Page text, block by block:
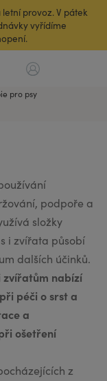
letní provoz. V pátek
vyřídíme
pro psy
podpoře a
složky
i zvířata působí
dalších účinků.
zvířatům nabízí
péči o srst a
a
ošetření
z